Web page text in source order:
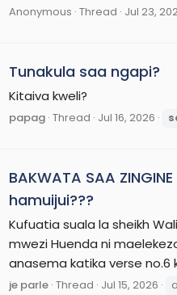
Anonymous Thread Jul 23,
Tunakula saa ngapi?
Kitaiva kweli?
papag Thread Jul 16, 2026
BAKWATA SAA
hamuijui???
Kufuatia suala la sheikh
mwezi Huenda ni
je parle Thread Jul 15, 2026